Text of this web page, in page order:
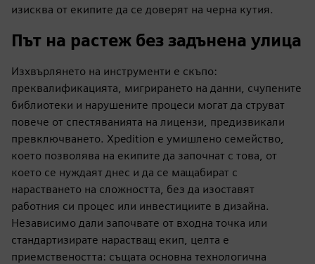
изисква от екипите да се доверят на черна кутия.
Път на растеж без задънена улица
Изхвърлянето на инструменти е скъпо:
преквалификацията, мигрирането на данни, счупените
библиотеки и нарушените процеси могат да струват
повече от спестяванията на лицензи, предизвикали
превключването. Xpedition е умишлено семейство,
което позволява на екипите да започнат с това, от
което се нуждаят днес и да се мащабират с
нарастването на сложността, без да изоставят
работния си процес или инвестициите в дизайна.
Независимо дали започвате от входна точка или
стандартизирате нарастващ екип, целта е
приемствеността: същата основна технологична